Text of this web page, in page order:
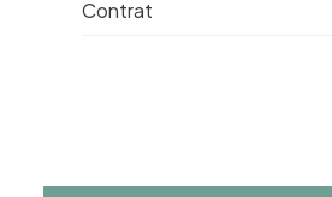
Contrat